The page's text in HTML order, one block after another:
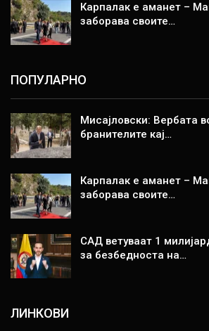
Карпалак е аманет –
заборава своите…
ПОПУЛАРНО
Мисајловски: Вербата
бранителите кај…
Карпалак е аманет –
заборава своите…
САД ветуваат 1
за безбедноста на…
ЛИНКОВИ